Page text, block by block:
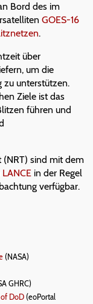
Bord des im
GOES-16
.
über
um die
zu unterstützen.
Ziele ist das
führen und
(NRT) sind mit dem
LANCE in der Regel
verfügbar.
(NASA)
GHRC)
of DoD (eoPortal